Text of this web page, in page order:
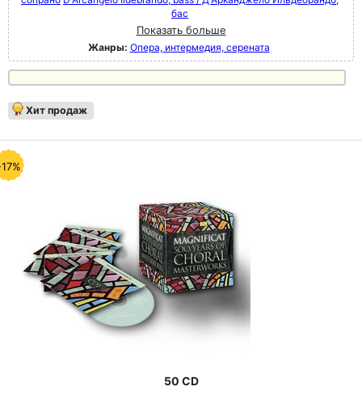
бас
Показать больше
Жанры: Опера, интермедия, серената
Хит продаж
50 CD